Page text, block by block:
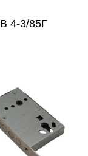
4-3/85Г